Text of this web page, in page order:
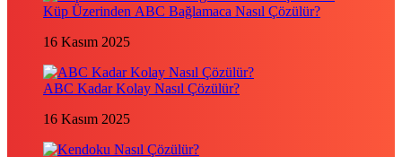
Küp Üzerinden ABC Bağlamaca Nasıl Çözülür?
16 Kasım 2025
ABC Kadar Kolay Nasıl Çözülür?
16 Kasım 2025